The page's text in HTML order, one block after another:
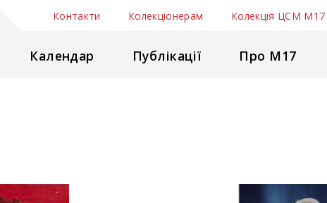
Календар Публікації Про М17
Контакти Колекціонерам Колекція ЦСМ М17